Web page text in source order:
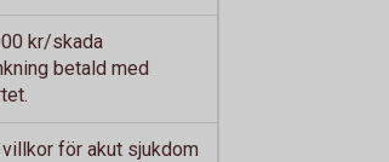
kr/skada
betald med
för akut sjukdom